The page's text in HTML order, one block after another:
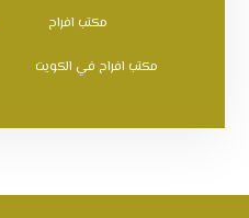
مكتب افراح
مكتب افراح في الكويت